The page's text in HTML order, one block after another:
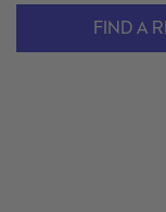
FIND A